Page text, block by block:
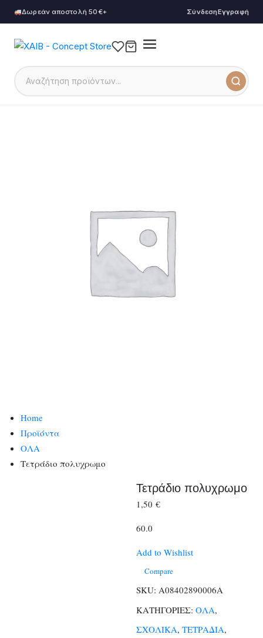
Δωρεάν αποστολή 50€+ ΣύνδεσηΕγγραφή
Home
Προϊόντα
ΟΛΑ
Τετράδιο πολυχρωμο
Τετράδιο πολυχρωμο
1,50€
60.0
Add to Wishlist
Compare
SKU: Α08402890006Α
ΚΑΤΗΓΟΡΙΕΣ: ΟΛΑ,
ΣΧΟΛΙΚΑ,ΤΕΤΡΑΔΙΑ,